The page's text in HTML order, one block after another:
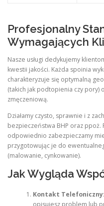
Profesjonalny
Wymagających
Nasze usługi dedykujemy
kwestii jakości. Każda spoinia
charakteryzuje się optymalną
(takich jak podtopienia czy pory)
zmęczeniową.
Działamy czysto, sprawnie i z
bezpieczeństwa BHP oraz ppoż.
odpowiednio zabezpieczamy
przygotowując je do
(malowanie, cynkowanie).
Jak Wygląda
Kontakt Telefoniczny:
opisujesz problem lub